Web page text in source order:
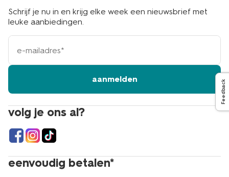
volg je ons al?
eenvoudig betalen*
Schrijf je nu in en krijg elke week een nieuwsbrief met
leuke aanbiedingen.
e-
mailadres
aanmelden
Feedback